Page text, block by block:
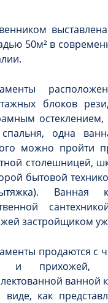
50м² в
блоков
одна
можно пройти
столешницей,
бытовой
Ванная
застройщиком
продаются с
и прихожей,
ванной
как